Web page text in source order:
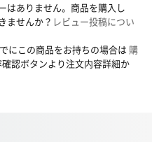
はありません。商品を購入し
ませんか？ レビュー投稿につい
にこの商品をお持ちの場合は 購
認ボタンより注文内容詳細か